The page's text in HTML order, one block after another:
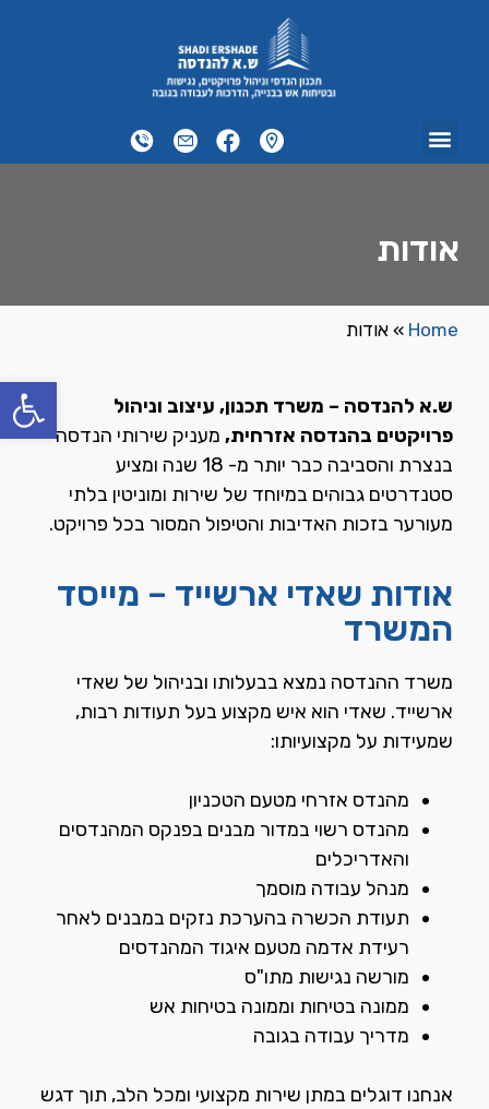
אודות
Home
» אודות
ש.א להנדסה – משרד תכנון, עיצוב וניהול
פרויקטים בהנדסה אזרחית, מעניק שירותי הנדסה
בנצרת והסביבה כבר יותר מ- 18 שנה ומציע
סטנדרטים גבוהים במיוחד של שירות ומוניטין בלתי
מעורער בזכות האדיבות והטיפול המסור בכל פרויקט.
אודות שאדי ארשייד – מייסד
המשרד
משרד ההנדסה נמצא בבעלותו ובניהול של שאדי
ארשייד. שאדי הוא איש מקצוע בעל תעודות רבות,
שמעידות על מקצועיותו:
מהנדס אזרחי מטעם הטכניון
מהנדס רשוי במדור מבנים בפנקס המהנדסים
והאדריכלים
מנהל עבודה מוסמך
תעודת הכשרה בהערכת נזקים במבנים לאחר
רעידת אדמה מטעם איגוד המהנדסים
מורשה נגישות מתו"ס
ממונה בטיחות וממונה בטיחות אש
מדריך עבודה בגובה
אנחנו דוגלים במתן שירות מקצועי ומכל הלב, תוך דגש